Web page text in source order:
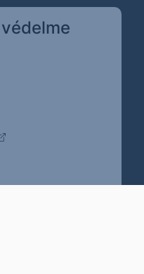
oldalra ugrik)
ugrik)
oldalra ugrik)
oldalra ugrik)